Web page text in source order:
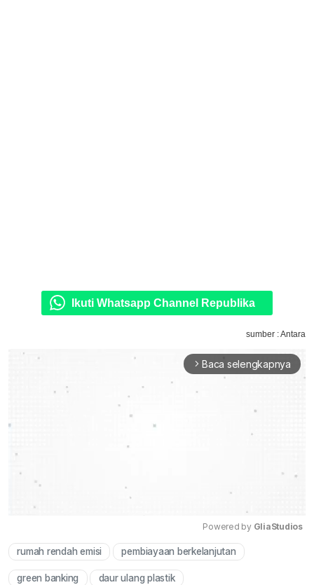
Ikuti Whatsapp Channel Republika
sumber : Antara
arrow_forward_ios Baca selengkapnya
Powered by GliaStudios
rumah rendah emisi pembiayaan berkelanjutan
green banking daur ulang plastik